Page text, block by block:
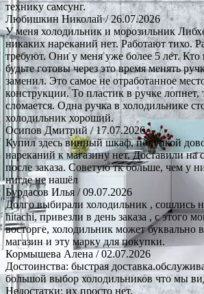
технику самсунг.
Любишкин Николай/ 26.07.2026
У меня холодильник и морозильник
никаких нареканий нет. Работают тихо.
требуют. Они у меня уже более 5 лет. Кто
будьте готовы через это время менять
заменил. Это самое не отработанное
конструкции. То пластик в ручке
сломается. Одна ручка в холодильнике
холодильник хороший.
Осипов Дмитрий/ 17.07.2026
Купил здесь винный шкаф, покупкой
нареканий к магазину нет. Доставили
после заказа. Советую тк больше, чем у
нигде не нашёл
Бурдасов Илья / 09.07.2026
Долго выбирали холодильник , сошлись
hitachi, привезли в день заказа , с этого
восторге, холодильник может буквально
магазин и эту марку для покупки.
Кормышева Алена / 02.07.2026
Достоинства: быстрая
большой выбор холодильников что мы
Недостатки: их просто нет.